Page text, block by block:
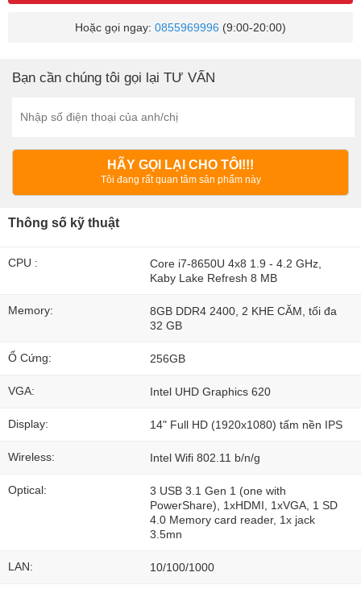
Hoặc gọi ngay: 0855969996 (9:00-20:00)
Bạn cần chúng tôi gọi lại TƯ VẤN
HÃY GỌI LẠI CHO TÔI!!!
Tôi đang rất quan tâm sản phẩm này
Thông số kỹ thuật
CPU :
Core i7-8650U 4x8 1.9 - 4.2 GHz,
Kaby Lake Refresh 8 MB
Memory:
8GB DDR4 2400, 2 KHE CĂM, tối đa
32 GB
Ổ Cứng: 256GB
VGA: Intel UHD Graphics 620
Display: 14" Full HD (1920x1080) tấm nền IPS
Wireless: Intel Wifi 802.11 b/n/g
Optical:
3 USB 3.1 Gen 1 (one with
PowerShare), 1xHDMI, 1xVGA, 1 SD
4.0 Memory card reader, 1x jack
3.5mn
LAN: 10/100/1000